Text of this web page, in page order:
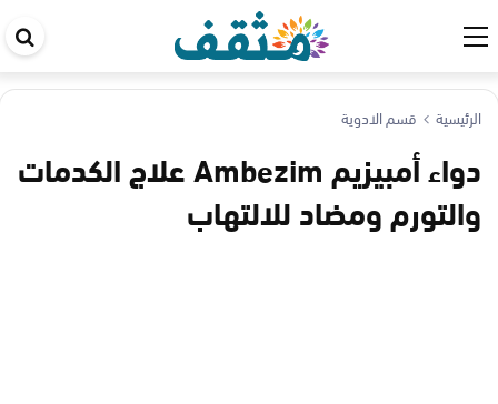
الرئيسية قسم الادوية
دواء أمبيزيم Ambezim علاج الكدمات
والتورم ومضاد للالتهاب